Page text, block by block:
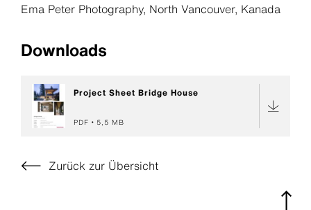
Ema Peter Photography, North Vancouver, Kanada
Downloads
Project Sheet Bridge House
PDF 5,5 MB
Zurück zur Übersicht